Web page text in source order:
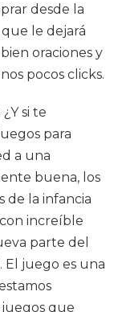
desde la
le dejará
oraciones y
pocos clicks.
si te
para
a una
buena, los
de la infancia
increíble
parte del
juego es una
que